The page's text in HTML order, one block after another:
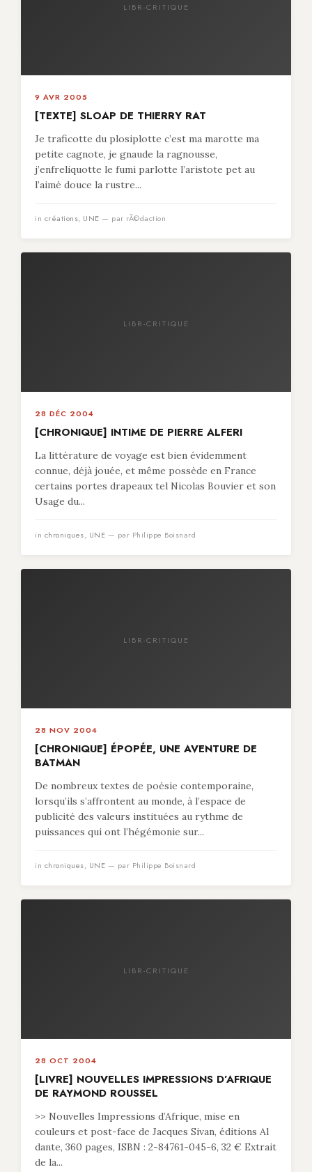
LIBR-CRITIQUE
9 AVR 2005
[TEXTE] SLOAP DE THIERRY RAT
Je traficotte du plosiplotte c’est ma marotte ma
petite cagnote, je gnaude la ragnousse,
j’enfreliquotte le fumi parlotte l’aristote pet au
l’aimé douce la rustre...
in créations, UNE — par rÃ©daction
LIBR-CRITIQUE
28 DÉC 2004
[CHRONIQUE] INTIME DE PIERRE ALFERI
La littérature de voyage est bien évidemment
connue, déjà jouée, et même possède en France
certains portes drapeaux tel Nicolas Bouvier et son
Usage du...
in chroniques, UNE — par Philippe Boisnard
LIBR-CRITIQUE
28 NOV 2004
[CHRONIQUE] ÉPOPÉE, UNE AVENTURE DE
BATMAN
De nombreux textes de poésie contemporaine,
lorsqu’ils s’affrontent au monde, à l’espace de
publicité des valeurs instituées au rythme de
puissances qui ont l’hégémonie sur...
in chroniques, UNE — par Philippe Boisnard
LIBR-CRITIQUE
28 OCT 2004
[LIVRE] NOUVELLES IMPRESSIONS D’AFRIQUE
DE RAYMOND ROUSSEL
>> Nouvelles Impressions d’Afrique, mise en
couleurs et post-face de Jacques Sivan, éditions Al
dante, 360 pages, ISBN : 2-84761-045-6, 32 € Extrait
de la...